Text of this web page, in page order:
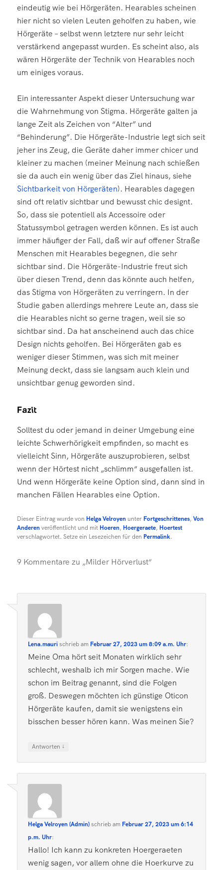
eindeutig wie bei Hörgeräten. Hearables scheinen
hier nicht so vielen Leuten geholfen zu haben, wie
Hörgeräte – selbst wenn letztere nur sehr leicht
verstärkend angepasst wurden. Es scheint also, als
wären Hörgeräte der Technik von Hearables noch
um einiges voraus.
Ein interessanter Aspekt dieser Untersuchung war
die Wahrnehmung von Stigma. Hörgeräte galten ja
lange Zeit als Zeichen von “Alter” und
“Behinderung”. Die Hörgeräte-Industrie legt sich seit
jeher ins Zeug, die Geräte daher immer chicer und
kleiner zu machen (meiner Meinung nach schießen
sie da auch ein wenig über das Ziel hinaus, siehe
Sichtbarkeit von Hörgeräten). Hearables dagegen
sind oft relativ sichtbar und bewusst chic designt.
So, dass sie potentiell als Accessoire oder
Statussymbol getragen werden können. Es ist auch
immer häufiger der Fall, daß wir auf offener Straße
Menschen mit Hearables begegnen, die sehr
sichtbar sind. Die Hörgeräte-Industrie freut sich
über diesen Trend, denn das könnte auch helfen,
das Stigma von Hörgeräten zu verringern. In der
Studie gaben allerdings mehrere Leute an, dass sie
die Hearables nicht so gerne tragen, weil sie so
sichtbar sind. Da hat anscheinend auch das chice
Design nichts geholfen. Bei Hörgeräten gab es
weniger dieser Stimmen, was sich mit meiner
Meinung deckt, dass sie langsam auch klein und
unsichtbar genug geworden sind.
Fazit
Solltest du oder jemand in deiner Umgebung eine
leichte Schwerhörigkeit empfinden, so macht es
vielleicht Sinn, Hörgeräte auszuprobieren, selbst
wenn der Hörtest nicht „schlimm“ ausgefallen ist.
Und wenn Hörgeräte keine Option sind, dann sind in
manchen Fällen Hearables eine Option.
Dieser Eintrag wurde von Helga Velroyen unter Fortgeschrittenes,Von
Anderenveröffentlicht und mit Hoeren, Hoergeraete, Hoertest
verschlagwortet. Setze ein Lesezeichen für den Permalink.
9 Kommentare zu „Milder Hörverlust“
Lena.maurischriebam Februar 27, 2023 um 8:09 a.m. Uhr:
Meine Oma hört seit Monaten wirklich sehr
schlecht, weshalb ich mir Sorgen mache. Wie
schon im Beitrag genannt, sind die Folgen
groß. Deswegen möchten ich günstige Oticon
Hörgeräte kaufen, damit sie wenigstens ein
bisschen besser hören kann. Was meinen Sie?
Antworten ↓
Helga Velroyen (Admin)schriebam Februar 27, 2023 um 6:14
p.m. Uhr:
Hallo! Ich kann zu konkreten Hoergeraeten
wenig sagen, vor allem ohne die Hoerkurve zu